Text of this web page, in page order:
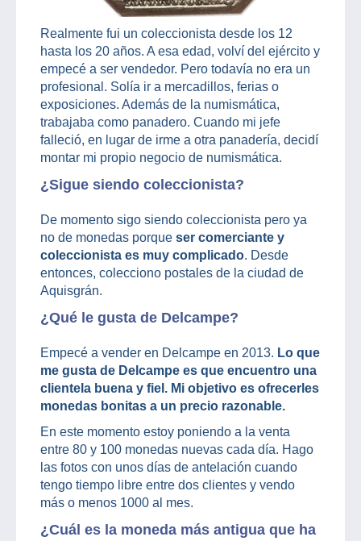
Realmente fui un coleccionista desde los 12
hasta los 20 años. A esa edad, volví del ejército y
empecé a ser vendedor. Pero todavía no era un
profesional. Solía ir a mercadillos, ferias o
exposiciones. Además de la numismática,
trabajaba como panadero. Cuando mi jefe
falleció, en lugar de irme a otra panadería, decidí
montar mi propio negocio de numismática.
¿Sigue siendo coleccionista?
De momento sigo siendo coleccionista pero ya
no de monedas porque ser comerciante y
coleccionista es muy complicado. Desde
entonces, colecciono postales de la ciudad de
Aquisgrán.
¿Qué le gusta de Delcampe?
Empecé a vender en Delcampe en 2013. Lo que
me gusta de Delcampe es que encuentro una
clientela buena y fiel. Mi objetivo es ofrecerles
monedas bonitas a un precio razonable.
En este momento estoy poniendo a la venta
entre 80 y 100 monedas nuevas cada día. Hago
las fotos con unos días de antelación cuando
tengo tiempo libre entre dos clientes y vendo
más o menos 1000 al mes.
¿Cuál es la moneda más antigua que ha